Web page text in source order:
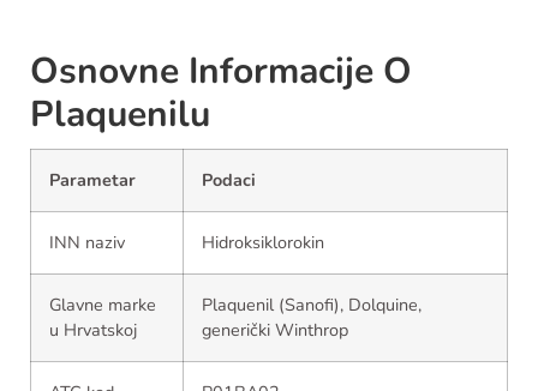
Osnovne Informacije O
Plaquenilu
Parametar Podaci
INN naziv Hidroksiklorokin
Glavne marke
u Hrvatskoj
Plaquenil (Sanofi), Dolquine,
generički Winthrop